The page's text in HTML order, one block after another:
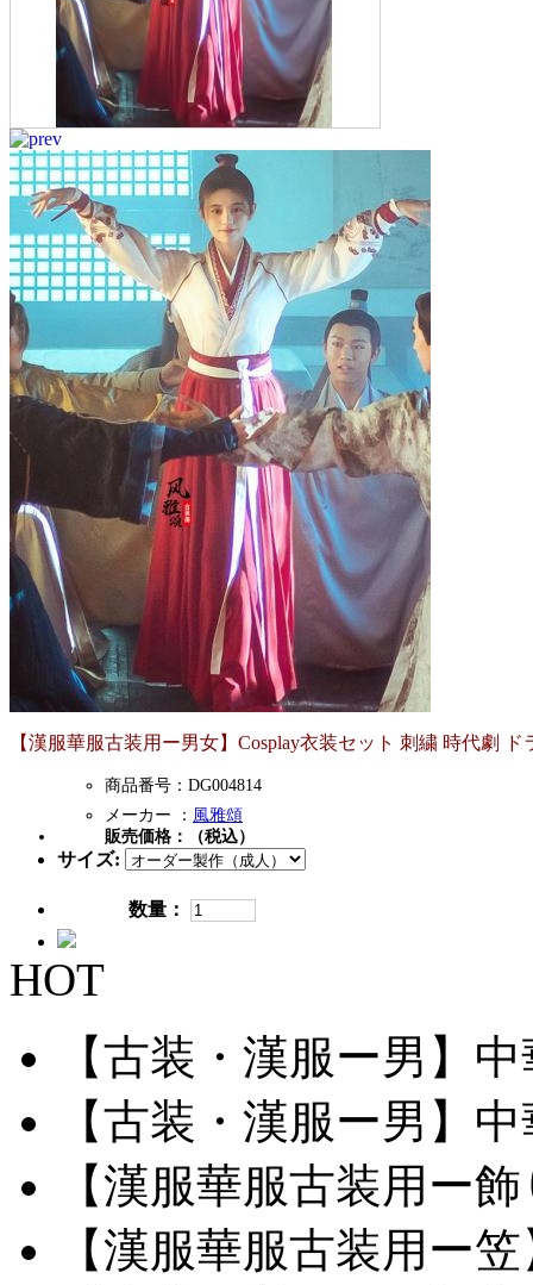
【漢服華服古装用ー男女】Cosplay衣装セット 刺繍 時代劇
商品番号：DG004814
メーカー ： 風雅頌
販売価格：
（税込）
サイズ:
数量：
HOT
【古装・漢服ー男】
【古装・漢服ー男】
【漢服華服古装用ー
【漢服華服古装用ー